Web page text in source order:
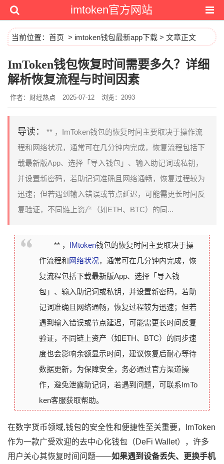
imtoken官方网站
当前位置： 首页 > imtoken钱包最新app下载 > 文章正文
ImToken钱包恢复时间需要多久？详细
解析恢复流程与时间因素
作者：财经热点 2025-07-12 浏览：2093
导读：
** ，ImToken钱包的恢复时间主要取决于操作流
程和网络状况，通常可在几分钟内完成，恢复流程包括下
载最新版App、选择「导入钱包」、输入助记词或私钥，
并设置新密码，若助记词准确且网络通畅，恢复过程较为
迅速；但若遇到输入错误或节点延迟，可能需更长时间反
复验证，不同链上资产（如ETH、BTC）的同...
** ， IMtoken钱包的恢复时间主要取决于操
作流程和网络状况，通常可在几分钟内完成，恢
复流程包括下载最新版App、选择「导入钱
包」、输入助记词或私钥，并设置新密码，若助
记词准确且网络通畅，恢复过程较为迅速；但若
遇到输入错误或节点延迟，可能需更长时间反复
验证，不同链上资产（如ETH、BTC）的同步速
度也会影响余额显示时间，建议恢复后耐心等待
数据更新，为保障安全，务必通过官方渠道操
作，避免泄露助记词，若遇到问题，可联系ImTo
ken客服获取帮助。
在数字货币领域,钱包的安全性和便捷性至关重要，ImToken
作为一款广受欢迎的去中心化钱包（DeFi Wallet），许多
用户关心其恢复时间问题——如果遇到设备丢失、更换手机